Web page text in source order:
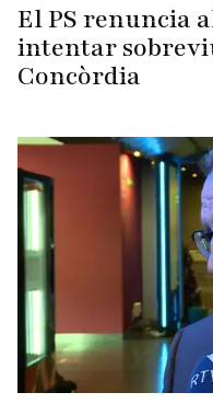
El PS renuncia
intentar
Concòrdia